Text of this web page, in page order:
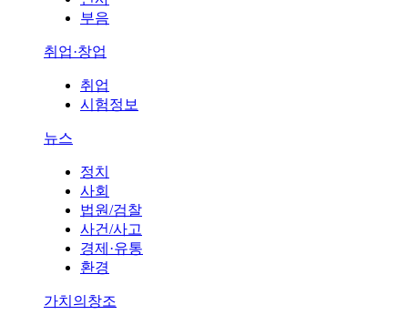
부음
취업·창업
취업
시험정보
뉴스
정치
사회
법원/검찰
사건/사고
경제·유통
환경
가치의창조